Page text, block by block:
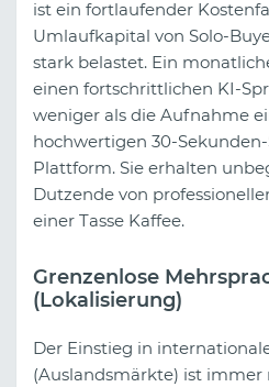
ist ein fortlaufender
Umlaufkapital von Solo-
stark belastet. Ein
einen fortschrittlichen KI-
weniger als die Aufnahme
hochwertigen 30-
Plattform. Sie erhalten
Dutzende von
einer Tasse Kaffee.
Grenzenlose
(Lokalisierung)
Der Einstieg in
(Auslandsmärkte) ist immer